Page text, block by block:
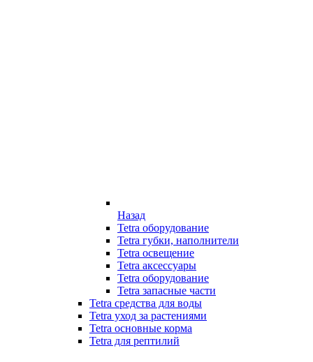
Назад
Tetra оборудование
Tetra губки, наполнители
Tetra освещение
Tetra аксессуары
Tetra оборудование
Tetra запасные части
Tetra средства для воды
Tetra уход за растениями
Tetra основные корма
Tetra для рептилий